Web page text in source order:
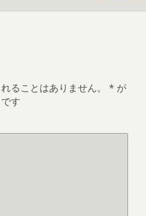
ることはありません。 * が
す